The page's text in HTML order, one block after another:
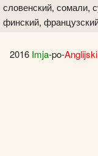
словенский, сомали,
финский,
2016 Imja-po-Anglijski